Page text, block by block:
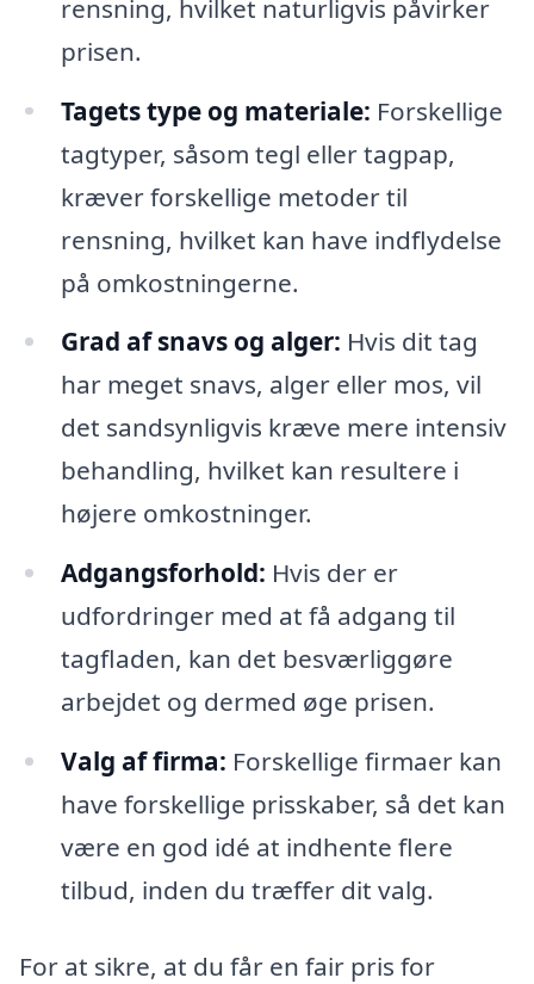
rensning, hvilket naturligvis påvirker
prisen.
Tagets type og materiale: Forskellige
tagtyper, såsom tegl eller tagpap,
kræver forskellige metoder til
rensning, hvilket kan have indflydelse
på omkostningerne.
Grad af snavs og alger: Hvis dit tag
har meget snavs, alger eller mos, vil
det sandsynligvis kræve mere intensiv
behandling, hvilket kan resultere i
højere omkostninger.
Adgangsforhold: Hvis der er
udfordringer med at få adgang til
tagfladen, kan det besværliggøre
arbejdet og dermed øge prisen.
Valg af firma: Forskellige firmaer kan
have forskellige prisskaber, så det kan
være en god idé at indhente flere
tilbud, inden du træffer dit valg.
For at sikre, at du får en fair pris for